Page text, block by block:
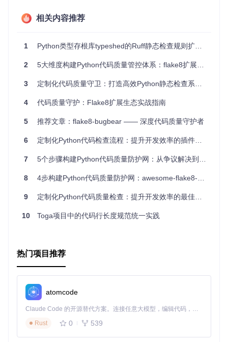
高度可配置- 提供两种模式以适应不同需求，包括默认模
直观的输出- 结果展示清晰，方便您快速定位问题所在。
兼容性良好- 能与其他flake8插件无缝配合，例如与
ake-python-styleguide一起使用，提供全方位的代码
风格指导。
的现有flake8检查流程中。
要开始使用flake8-eradicate，只需要安装后按常规运行
即可。这将帮助您维持代码库的清洁和健康，从而提升代
码质量和维护性。
立即试用 flake8-eradicate
，让您的Python代码焕发新生，
享受整洁代码带来的无忧编码体验！
相关内容推荐
1 Python类型存根库typeshed的Ruff静态检查规则扩展实践
2 5大维度构建Python代码质量管控体系：flake8扩展实战指南
3 定制化代码质量守卫：打造高效Python静态检查系统的实战指南
4 代码质量守护：Flake8扩展生态实战指南
5 推荐文章：flake8-bugbear —— 深度代码质量守护者
6 定制化Python代码检查流程：提升开发效率的插件组合策略
7 5个步骤构建Python代码质量防护网：从争议解决到团队协作
8 4步构建Python代码质量防护网：awesome-flake8-extensions生态实战指南
9 定制化Python代码质量检查：提升开发效率的最佳实践指南
10 Toga项目中的代码行长度规范统一实践
热门项目推荐
atomcode
Claude Code 的开源替代方案。连接任意大模型，编辑代码，运行命令，自动验证 — 全自动执行。用 Rust 构建，极致性能。 ｜ An open-source alternative to Claude Code. Connect any LLM, edit code, run commands, and verify changes — autonomously. Built in Rust for speed. Get Started
Rust
0 539